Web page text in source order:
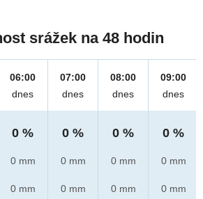
srážek na 48 hodin
06:00
dnes
0 %
0 mm
0 mm
07:00
dnes
0 %
0 mm
0 mm
08:00
dnes
0 %
0 mm
0 mm
09:00
dnes
0 %
0 mm
0 mm